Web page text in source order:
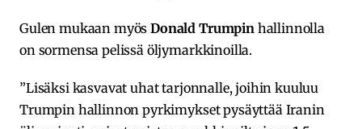
Gulen mukaan myösDonald Trumpinhallinnolla
on sormensa pelissä öljymarkkinoilla.
”Lisäksi kasvavat uhat tarjonnalle, joihin kuuluu
Trumpin hallinnon pyrkimykset pysäyttää Iranin